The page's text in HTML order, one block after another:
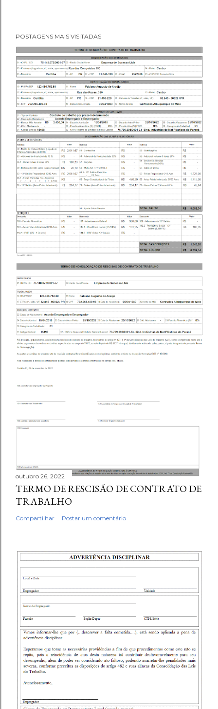
POSTAGENS MAIS VISITADAS
outubro 26, 2022
TERMO DE RESCISÃO DE CONTRATO DE
TRABALHO
Compartilhar Postar um comentário